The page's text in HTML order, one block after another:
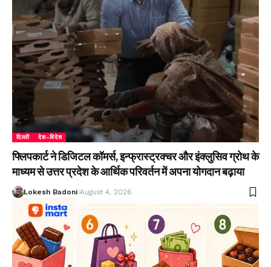
दिल्ली देश-विदेश
फ्लिपकार्ट ने डिजिटल कॉमर्स, इन्फ्रास्ट्रक्चर और इंक्लुसिव ग्रोथ के
माध्यम से उत्तर प्रदेश के आर्थिक परिवर्तन में अपना योगदान बढ़ाया
Lokesh Badoni August 4, 2026